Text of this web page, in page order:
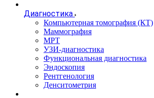
Диагностика
Компьютерная томография (КТ)
Маммография
МРТ
УЗИ-диагностика
Функциональная диагностика
Эндоскопия
Рентгенология
Денситометрия